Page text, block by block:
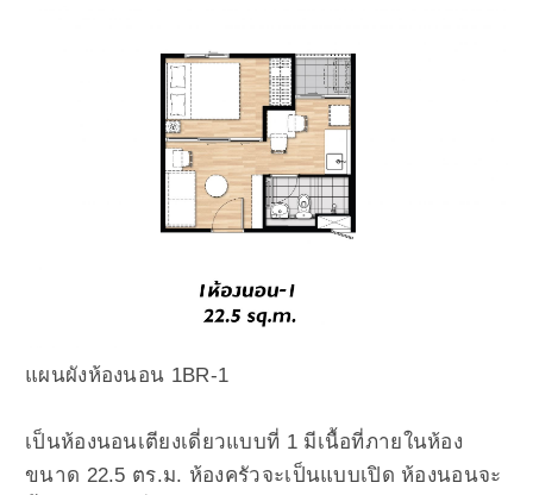
แผนผังห้องนอน 1BR-1
เป็นห้องนอนเตียงเดี่ยวแบบที่ 1 มีเนื้อที่ภายในห้อง
ขนาด 22.5 ตร.ม. ห้องครัวจะเป็นแบบเปิด ห้องนอนจะ